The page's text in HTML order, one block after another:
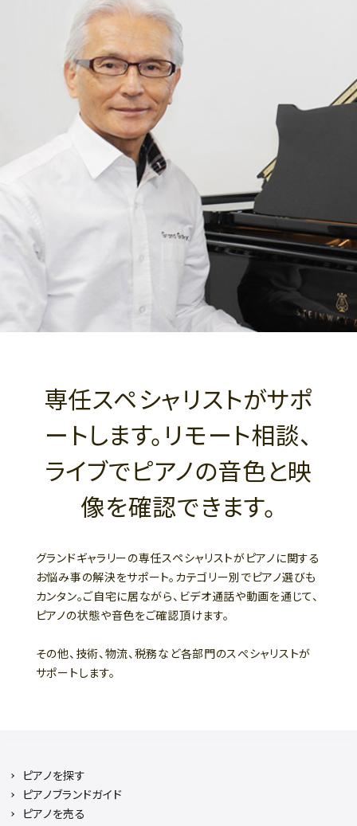
専任スペシャリストがサポ
ートします。リモート相談、
ライブでピアノの音色と映
像を確認できます。
グランドギャラリーの専任スペシャリストがピアノに関する
お悩み事の解決をサポート。カテゴリー別でピアノ選びも
カンタン。ご自宅に居ながら、ビデオ通話や動画を通じて、
ピアノの状態や音色をご確認頂けます。
その他、技術、物流、税務など各部門のスぺシャリストが
サポートします。
ピアノを探す
ピアノブランドガイド
ピアノを売る